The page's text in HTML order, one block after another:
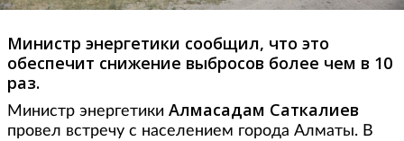
Министр энергетики сообщил, что это
обеспечит снижение выбросов более чем в 10
раз.
Министр энергетики Алмасадам Саткалиев
провел встречу с населением города Алматы. В